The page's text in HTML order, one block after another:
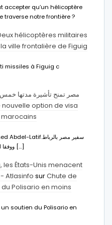
accepter qu’un hélicoptère
traverse notre frontière ?
hélicoptères militaires
ville frontalière de Figuig
missiles à Figuig c
مصر تمنح تأشيرة مدتها
nouvelle option de visa
ووفقا له، فإن هذا الإجراء يهدف إلى […]
les États-Unis menacent
Atlasinfo surChute de
Polisario en moins
soutien du Polisario en